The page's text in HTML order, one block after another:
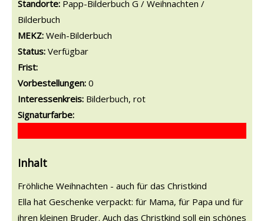
Standorte: Papp-Bilderbuch G / Weihnachten /
Bilderbuch
MEKZ: Weih-Bilderbuch
Status: Verfügbar
Frist:
Vorbestellungen: 0
Interessenkreis: Bilderbuch, rot
Signaturfarbe:
Inhalt
Fröhliche Weihnachten - auch für das Christkind
Ella hat Geschenke verpackt: für Mama, für Papa und für
ihren kleinen Bruder. Auch das Christkind soll ein schönes